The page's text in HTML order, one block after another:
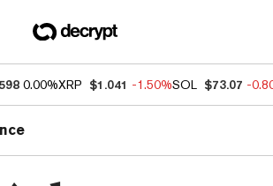
0.00%XRP $1.041 -1.50%SOL $73.07 -